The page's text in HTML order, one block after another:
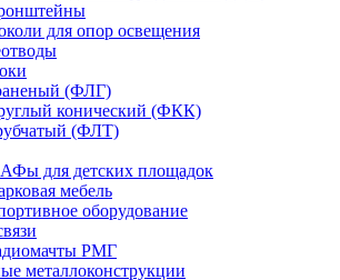
для опор освещения
(ФЛГ)
конический (ФКК)
(ФЛТ)
для детских площадок
мебель
оборудование
РМГ
металлоконструкции